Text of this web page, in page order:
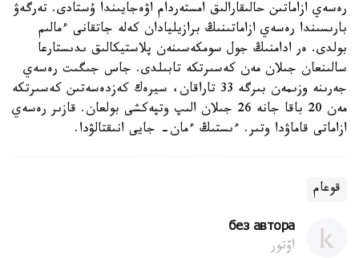
رەسەي ازاماتىن حالىقارالىق امستەردام اۋەجايىندا ۇستادى. تەرگەۋ
بارىسىندا رەسەي ازاماتىنىڭ برازيليادان كەلە جاتقانى ءمالىم
بولدى. ەر ادامنىڭ جول سومكەسىنەن پلاستيكالىق ىدىستارعا
سالىنعان جىلان مەن كەسىرتكە تابىلدى. جاس جىگىت رەسەي
جەرىنە وزىمەن بىرگە 33 تاراقان، سيرەك كەزدەسەتىن كەسىرتكە
مەن 20 باقا جانە 26 جىلان الىپ وتپەكشى بولعان. قازىر رەسەي
ازاماتى قاماۋدا وتىر. ءىستىڭ ءمان- جايى انىقتالۋدا.
قوعام
без автора
اۆتور